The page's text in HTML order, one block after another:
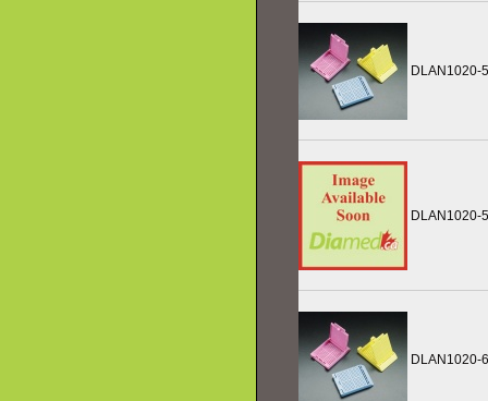
DLAN1020-5
DLAN1020-
DLAN1020-6